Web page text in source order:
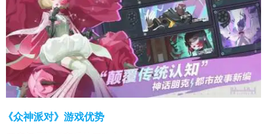
《众神派对》游戏优势